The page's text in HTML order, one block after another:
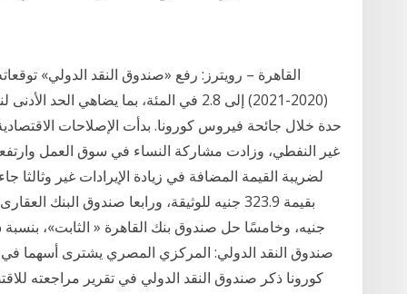
القاهرة – رويترز: رفع «صندوق النقد الدولي»
(2020-2021) إلى 2.8 في المئة، بما
حدة خلال جائحة فيروس كورونا. بدأت الإصلاحات
غير النفطي، وزادت مشاركة النساء في سوق العمل
كورونا ذكر صندوق النقد الدولي في تقرير مراجعته